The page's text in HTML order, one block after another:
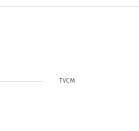
TVCM